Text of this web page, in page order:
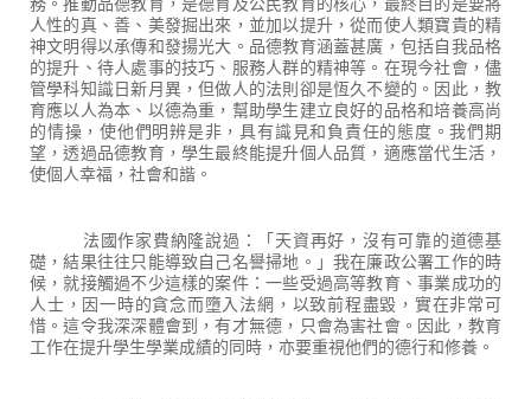
人性的真、善、美發掘出來，並加以提升，從而使人類寶貴的精
神文明得以承傳和發揚光大。品德教育涵蓋甚廣，包括自我品格
的提升、待人處事的技巧、服務人群的精神等。在現今社會，儘
管學科知識日新月異，但做人的法則卻是恆久不變的。因此，教
育應以人為本、以德為重，幫助學生建立良好的品格和培養高尚
的情操，使他們明辨是非，具有識見和負責任的態度。我們期
望，透過品德教育，學生最終能提升個人品質，適應當代生活，
使個人幸福，社會和諧。
法國作家費納隆說過：「天資再好，沒有可靠的道德基
礎，結果往往只能導致自己名譽掃地。」我在廉政公署工作的時
候，就接觸過不少這樣的案件：一些受過高等教育、事業成功的
人士，因一時的貪念而墮入法網，以致前程盡毀，實在非常可
惜。這令我深深體會到，有才無德，只會為害社會。因此，教育
工作在提升學生學業成績的同時，亦要重視他們的德行和修養。